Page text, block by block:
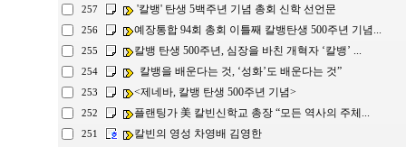
257 '칼뱅' 탄생 5백주년 기념 총회 신학 선언문
256 예장통합 94회 총회 이틀째 칼뱅탄생 500주년 기념...
255 칼뱅 탄생 500주년, 심장을 바친 개혁자 ‘칼뱅’ ...
254 칼뱅을 배운다는 것, ‘성화’도 배운다는 것”
253 <제네바, 칼뱅 탄생 500주년 기념>
252 플랜팅가 美 칼빈신학교 총장 “모든 역사의 주체...
251 칼빈의 영성 차영배 김영한